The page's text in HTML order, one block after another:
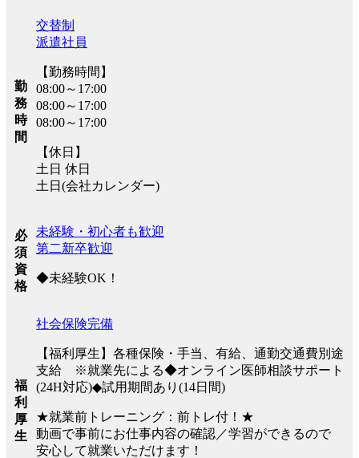
勤
務
時
間
交替制
派遣社員
【勤務時間】
08:00～17:00
08:00～17:00
08:00～17:00
【休日】
土日 休日
土日(会社カレンダー)
必
須
資
格
未経験・初心者も歓迎
第二新卒歓迎
◆未経験OK！
福
利
厚
生
社会保険完備
【福利厚生】各種保険・手当、有給、通勤交通費別途
支給 ※就業先による◆オンライン医師相談サポート
(24H対応)◆試用期間あり(14日間)
★就業前トレーニング：前トレ付！★
動画で事前にお仕事内容の確認／学習ができるので
安心して就業いただけます！